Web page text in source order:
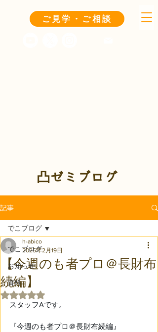
ご見学・ご相談
凸ゼミブログ
記事
でこブログ
お知らせ
資料
でこブログ
【今週のも者プロ＠長財布
続編】
h-abico
2025年2月19日
5つ星のうちNaNと評価されています。
スタッフAです。
『今週のも者プロ＠長財布続編』